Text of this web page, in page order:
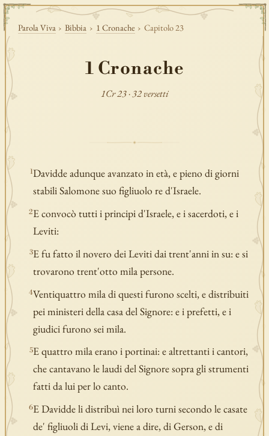
Parola Viva › Bibbia › 1 Cronache › Capitolo 23
1 Cronache
1Cr 23 · 32 versetti
1Davidde adunque avanzato in età, e pieno di giorni
stabili Salomone suo figliuolo re d'Israele.
2E convocò tutti i principi d'Israele, e i sacerdoti, e i
Leviti:
3E fu fatto il novero dei Leviti dai trent'anni in su: e si
trovarono trent'otto mila persone.
4Ventiquattro mila di questi furono scelti, e distribuiti
pei ministeri della casa del Signore: e i prefetti, e i
giudici furono sei mila.
5E quattro mila erano i portinai: e altrettanti i cantori,
che cantavano le laudi del Signore sopra gli strumenti
fatti da lui per lo canto.
6E Davidde li distribuì nei loro turni secondo le casate
de' figliuoli di Levi, viene a dire, di Gerson, e di